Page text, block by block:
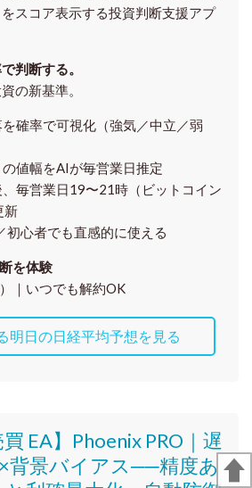
スコア表示する投資判断支援アプ
判断する。
の新基準。
確率で可視化（強気／中立／弱
の値幅をAIが毎営業日推定
毎営業日19〜21時（ビットコイン
新
初心者でも直感的に使える
を体験
｜いつでも解約OK
明日の日経平均予想を見る
買 EA】Phoenix PRO｜遅
背景バイアス──精度あ